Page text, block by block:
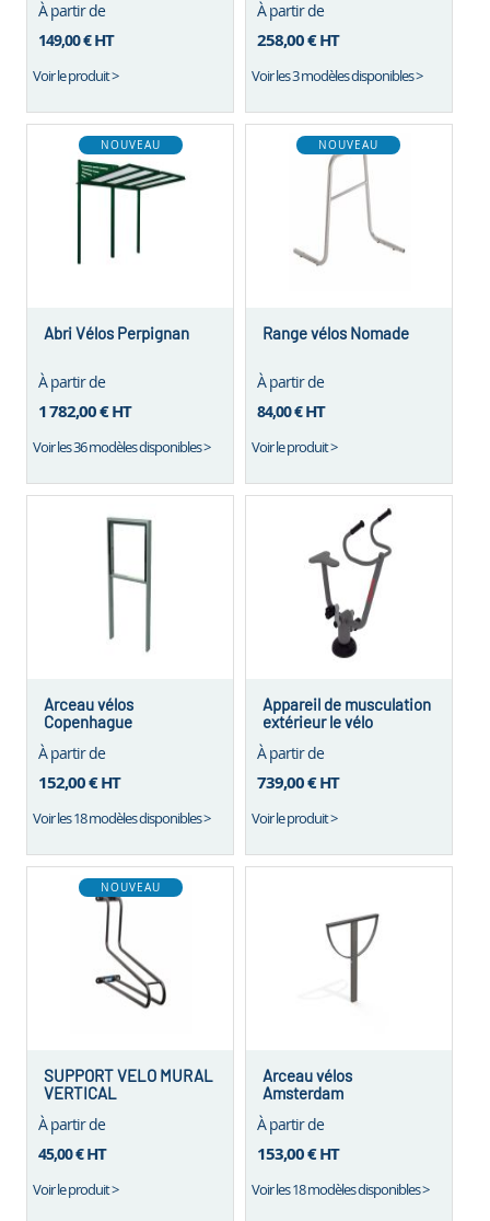
MODELE NEGATIF
À partir de
149,00 €HT
Voir le produit >
MODELE POSITIF
À partir de
258,00 €HT
Voir les 3 modèles disponibles >
NOUVEAU
Abri Vélos Perpignan
À partir de
1 782,00 €HT
Voir les 36 modèles disponibles >
NOUVEAU
Range vélos Nomade
À partir de
84,00 € HT
Voir le produit >
Arceau vélos
Copenhague
À partir de
152,00 €HT
Voir les 18 modèles disponibles >
Appareil de musculation
extérieur le vélo
À partir de
739,00 €HT
Voir le produit >
NOUVEAU
SUPPORT VELO MURAL
VERTICAL
À partir de
45,00 €HT
Voir le produit >
Arceau vélos
Amsterdam
À partir de
153,00 €HT
Voir les 18 modèles disponibles >